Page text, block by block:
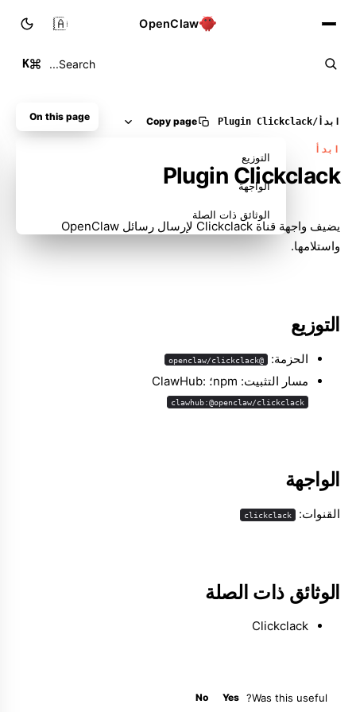
OpenClaw
Search...
K
🇸🇦
ابدأ /
Plugin Clickclack
Copy page
ابدأ
Plugin Clickclack
يضيف واجهة قناة Clickclack لإرسال رسائل OpenClaw
واستلامها.
التوزيع
الحزمة: @openclaw/clickclack
مسار التثبيت: npm؛ ClawHub:
clawhub:@openclaw/clickclack
الواجهة
القنوات: clickclack
الوثائق ذات الصلة
Clickclack
Was this useful?
Yes
No
On this page
التوزيع
الواجهة
الوثائق ذات الصلة